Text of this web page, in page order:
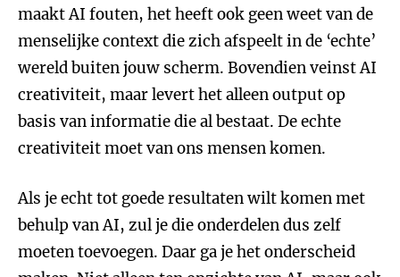
maakt AI fouten, het heeft ook geen weet van de
menselijke context die zich afspeelt in de ‘echte’
wereld buiten jouw scherm. Bovendien veinst AI
creativiteit, maar levert het alleen output op
basis van informatie die al bestaat. De echte
creativiteit moet van ons mensen komen.
Als je echt tot goede resultaten wilt komen met
behulp van AI, zul je die onderdelen dus zelf
moeten toevoegen. Daar ga je het onderscheid